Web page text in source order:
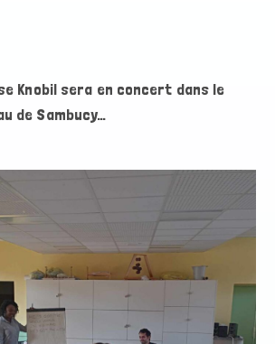
Knobil sera en concert dans le
de Sambucy…